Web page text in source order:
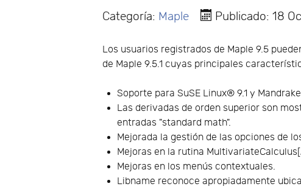
Categoría: Maple Publicado: 18
Los usuarios registrados de Maple 9.5
de Maple 9.5.1 cuyas principales
Soporte para SuSE Linux® 9.1 y
Las derivadas de orden superior son
entradas "standard math".
Mejorada la gestión de las opciones de
Mejoras en la rutina
Mejoras en los menús contextuales.
Libname reconoce apropiadamente